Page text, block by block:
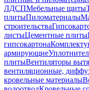
ЛДСПМебельные щиты
плитыПиломатериалы
строительства
листыЦементные плиты
гипсокартона
армирующие
плитыВентиляторы
вентиляционные,
кровельные материалы